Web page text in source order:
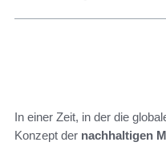
In einer Zeit, in der die
Konzept der nachhaltigen